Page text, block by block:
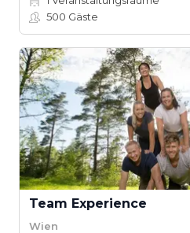
500 Gäste
Team Experience
Wien